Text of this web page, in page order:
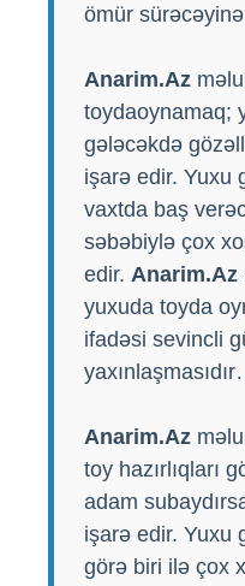
ömür
Anarim.Az
toydaoynamaq;
gələcəkdə
işarə edir. Yuxu
vaxtda baş
səbəbiylə çox
edir. Anarim.Az
yuxuda toyda
ifadəsi sevincli
Anarim.Az
toy hazırlıqları
adam
işarə edir. Yuxu
görə biri ilə çox